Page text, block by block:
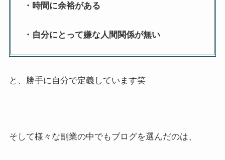
・時間に余裕がある
・自分にとって嫌な人間関係が無い
と、勝手に自分で定義しています笑
そして様々な副業の中でもブログを選んだのは、